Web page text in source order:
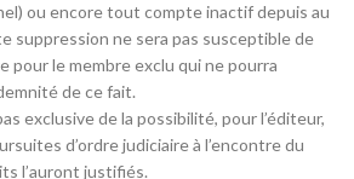
ou encore tout compte inactif depuis au
suppression ne sera pas susceptible de
pour le membre exclu qui ne pourra
de ce fait.
exclusive de la possibilité, pour l’éditeur,
d’ordre judiciaire à l’encontre du
l’auront justifiés.